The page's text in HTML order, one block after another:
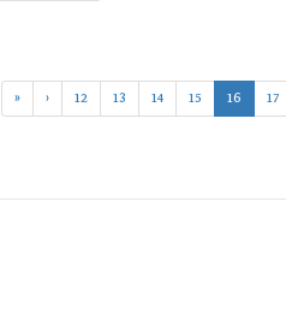
« ‹ 12 13 14 15 16 17